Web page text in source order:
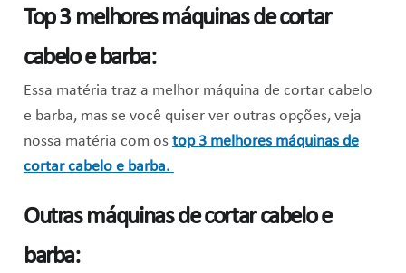
Top 3 melhores máquinas de cortar
cabelo e barba:
Essa matéria traz a melhor máquina de cortar cabelo
e barba, mas se você quiser ver outras opções, veja
nossa matéria com os top 3 melhores máquinas de
cortar cabelo e barba.
Outras máquinas de cortar cabelo e
barba: